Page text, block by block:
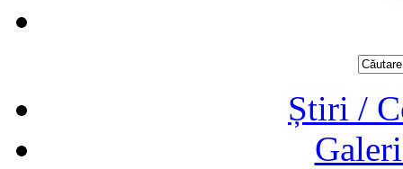
Știri /